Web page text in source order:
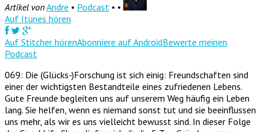
Artikel vonAndre • Podcast • •
Auf Itunes hören
Auf Stitcher hörenAbonniere auf AndroidBewerte meinen
Podcast
069: Die (Glücks-)Forschung ist sich einig: Freundschaften sind
einer der wichtigsten Bestandteile eines zufriedenen Lebens.
Gute Freunde begleiten uns auf unserem Weg häufig ein Leben
lang. Sie helfen, wenn es niemand sonst tut und sie beeinflussen
uns mehr, als wir es uns vielleicht bewusst sind. In dieser Folge